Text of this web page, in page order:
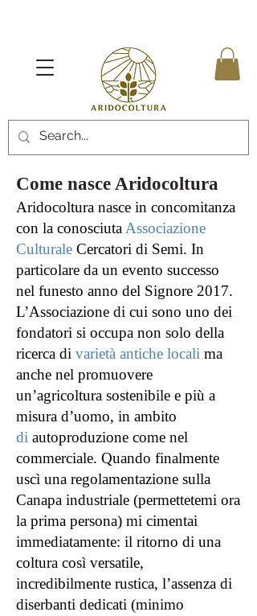
Come nasce Aridocoltura
Aridocoltura nasce in concomitanza
con la conosciuta Associazione
Culturale Cercatori di Semi. In
particolare da un evento successo
nel funesto anno del Signore 2017.
L’Associazione di cui sono uno dei
fondatori si occupa non solo della
ricerca di varietà antiche locali ma
anche nel promuovere
un’agricoltura sostenibile e più a
misura d’uomo, in ambito
di autoproduzione come nel
commerciale. Quando finalmente
uscì una regolamentazione sulla
Canapa industriale (permettetemi ora
la prima persona) mi cimentai
immediatamente: il ritorno di una
coltura così versatile,
incredibilmente rustica, l’assenza di
diserbanti dedicati (minimo